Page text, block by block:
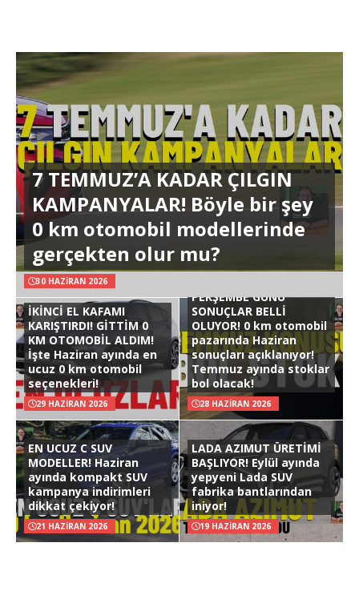
7 TEMMUZ’A KADAR ÇILGIN
KAMPANYALAR! Böyle bir şey
0 km otomobil modellerinde
gerçekten olur mu?
30 HAZIRAN 2026
İKİNCİ EL KAFAMI
KARIŞTIRDI! GİTTİM 0
KM OTOMOBİL ALDIM!
İşte Haziran ayında en
ucuz 0 km otomobil
seçenekleri!
29 HAZIRAN 2026
PERŞEMBE GÜNÜ
SONUÇLAR BELLİ
OLUYOR! 0 km otomobil
pazarında Haziran
sonuçları açıklanıyor!
Temmuz ayında stoklar
bol olacak!
28 HAZIRAN 2026
EN UCUZ C SUV
MODELLER! Haziran
ayında kompakt SUV
kampanya indirimleri
dikkat çekiyor!
21 HAZIRAN 2026
LADA AZIMUT ÜRETİMİ
BAŞLIYOR! Eylül ayında
yepyeni Lada SUV
fabrika bantlarından
iniyor!
19 HAZIRAN 2026